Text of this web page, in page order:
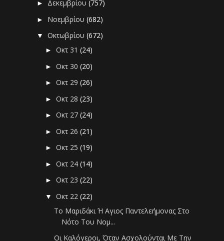
► Δεκεμβρίου(757)
► Νοεμβρίου(682)
▼Οκτωβρίου(672)
►Οκτ 31(24)
►Οκτ 30(20)
►Οκτ 29(26)
►Οκτ 28(23)
►Οκτ 27(24)
►Οκτ 26(21)
►Οκτ 25(19)
►Οκτ 24(14)
►Οκτ 23(22)
▼Οκτ 22(22)
Το Μαριδάκι Ή Αγιος Παντελεήμονας Στο
Νότο Του Νομ...
Οι Καλόγεροι, Όταν Ασχολούνται Με Την